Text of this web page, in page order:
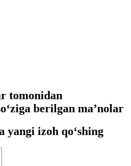
tomonidan
berilgan ma’nolar
yangi izoh qo‘shing